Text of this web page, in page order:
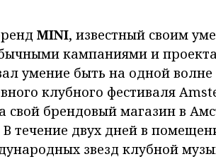
MINI, известный своим
кампаниями и
умение быть на одной
клубного фестиваля
свой брендовый магазин в
течение двух дней в
звезд клубной